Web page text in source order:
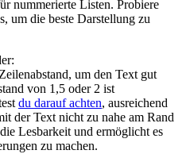
nummerierte Listen. Probiere
um die beste Darstellung zu
um den Text gut
von 1,5 oder 2 ist
du⁤ darauf achten, ausreichend
der Text nicht zu nahe am Rand
Lesbarkeit und ermöglicht es
zu⁤ machen.